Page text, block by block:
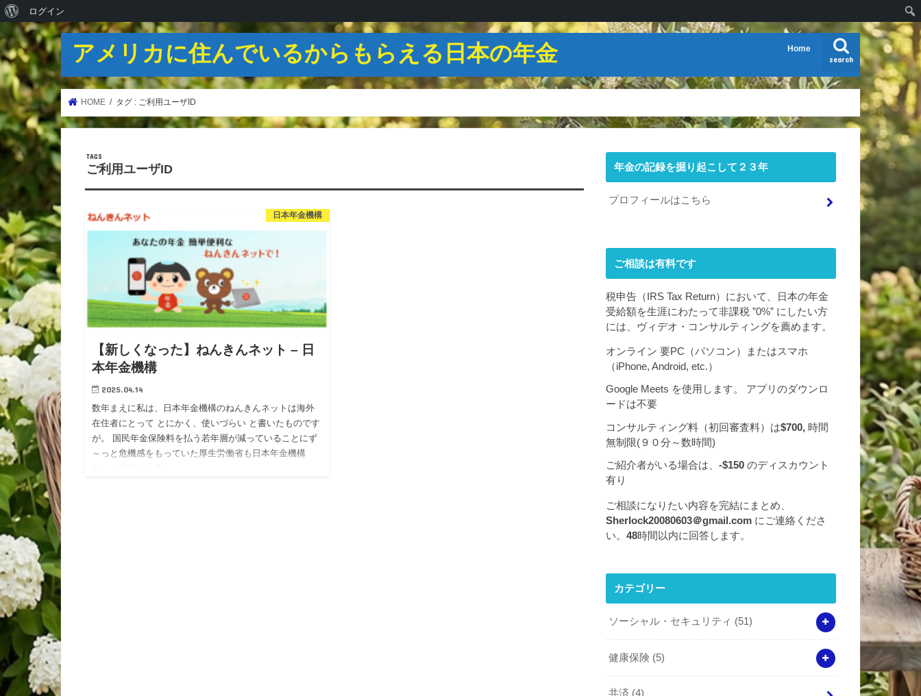
WordPress
に
つ
い
て
ログイン
アメリカに住んでいるからもらえる日本の年金 search
Home
HOME タグ : ご利用ユーザID
ご利用ユーザID
日本年金機構
【新しくなった】ねんきんネット – 日
本年金機構
2025.04.14
数年まえに私は、日本年金機構のねんきんネットは海外
在住者にとって とにかく、使いづらい と書いたものです
が。 国民年金保険料を払う若年層が減っていることにず
～っと危機感をもっていた厚生労働省も日本年金機構
年金の記録を掘り起こして２３年
プロフィールはこちら
ご相談は有料です
税申告（IRS Tax Return）において、日本の年金
受給額を生涯にわたって非課税 ”0%” にしたい方
には、ヴィデオ・コンサルティングを薦めます。
オンライン 要PC（パソコン）またはスマホ
（iPhone, Android, etc.）
Google Meets を使用します。 アプリのダウンロ
ードは不要
コンサルティング料（初回審査料）は$700, 時間
無制限(９０分～数時間)
ご紹介者がいる場合は、 -$150 のディスカウント
有り
ご相談になりたい内容を完結にまとめ、
Sherlock20080603＠gmail.com にご連絡くださ
い。 48時間以内に回答します。
カテゴリー
ソーシャル・セキュリティ (51)
健康保険 (5)
共済 (4)